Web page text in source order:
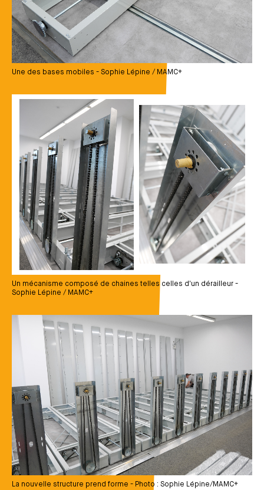
Une des bases mobiles - Sophie Lépine / MAMC+
Média
Un mécanisme composé de chaines telles celles d'un dérailleur -
Sophie Lépine / MAMC+
La nouvelle structure prend forme - Photo : Sophie Lépine/MAMC+